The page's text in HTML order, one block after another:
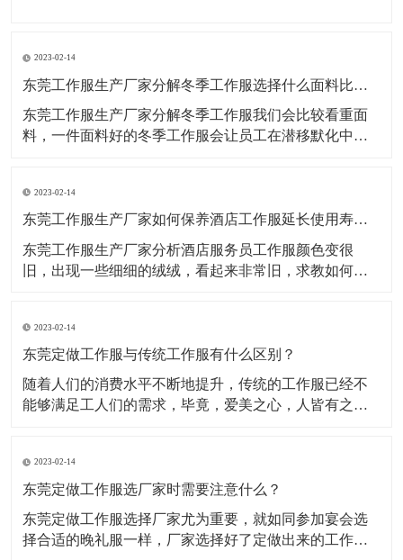
2023-02-14
东莞工作服生产厂家分解冬季工作服选择什么面料比较好？
东莞工作服生产厂家分解冬季工作服我们会比较看重面
料，一件面料好的冬季工作服会让员工在潜移默化中更
一般有混纺和交织两种分类做法，优点是抗皱性好，不
易变形;缺点是容易起毛，加上两次染色，面料手感偏
硬。手感柔
2023-02-14
东莞工作服生产厂家如何保养酒店工作服延长使用寿命？
东莞工作服生产厂家分析酒店服务员工作服颜色变很
旧，出现一些细细的绒绒，看起来非常旧，求教如何洗
汗、具有一定的防静电、阻燃，对人体无害，棉染色性
能好，而且有颜色棉酒店服务员工作服，深但色的相对
比较褪色较
2023-02-14
东莞定做工作服与传统工作服有什么区别？
随着人们的消费水平不断地提升，传统的工作服已经不
能够满足工人们的需求，毕竟，爱美之心，人皆有之。
个工作服市场更加有竞争力。此外，在我们的印象中，
80或者90年代的工人穿着的工作服装，往往给我们印象
就是“土
2023-02-14
东莞定做工作服选厂家时需要注意什么？
东莞定做工作服选择厂家尤为重要，就如同参加宴会选
择合适的晚礼服一样，厂家选择好了定做出来的工作服